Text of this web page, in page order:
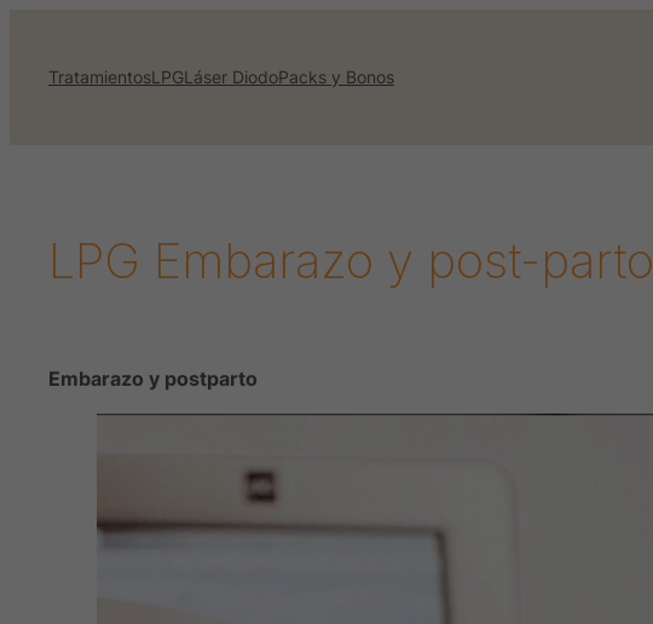
contenido
TratamientosLPGLáser DiodoPacks y Bonos
LPG Embarazo y post-parto
Embarazo y postparto